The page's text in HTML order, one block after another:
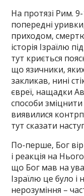
На протязі Рим.
попередні
приходом,
історія Ізраїлю
тут криється
що язичники,
закликав, нині
євреї, нащадки
способи
виявилися
тут сказати
По-перше, Бог
і реакція на
що Бог мав на
Ізраїлю це було
нерозуміння –